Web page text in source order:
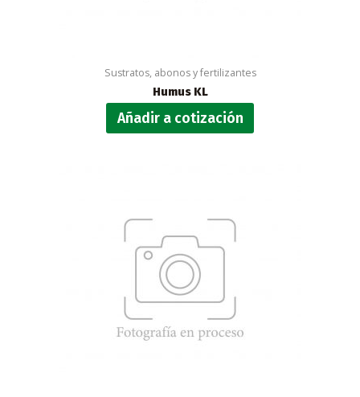
Sustratos, abonos y fertilizantes
Humus KL
Añadir a cotización